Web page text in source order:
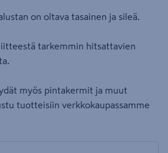
on oltava tasainen ja sileä.
tarkemmin hitsattavien
myös pintakermit ja muut
tuotteisiin verkkokaupassamme